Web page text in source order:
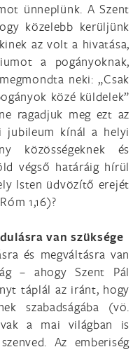
ünneplünk. A Szent
közelebb kerüljünk
az volt a hivatása,
a pogányoknak,
neki: „Csak
közé küldelek”
ragadjuk meg ezt az
jubileum kínál a helyi
közösségeknek és
végső határáig hírül
Isten üdvözítő erejét
1,16)?
van szüksége
és megváltásra van
– ahogy Szent Pál
táplál az iránt, hogy
szabadságába (vö.
a mai világban is
Az emberiség